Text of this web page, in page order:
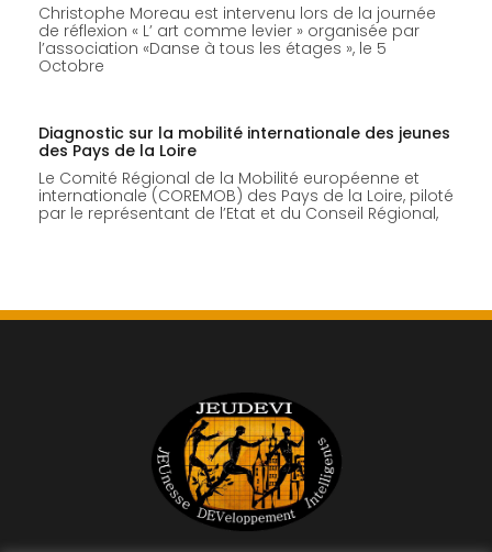
Christophe Moreau est intervenu lors de la journée
de réflexion « L’ art comme levier » organisée par
l’association «Danse à tous les étages », le 5
Octobre
Diagnostic sur la mobilité internationale des jeunes
des Pays de la Loire
Le Comité Régional de la Mobilité européenne et
internationale (COREMOB) des Pays de la Loire, piloté
par le représentant de l’Etat et du Conseil Régional,